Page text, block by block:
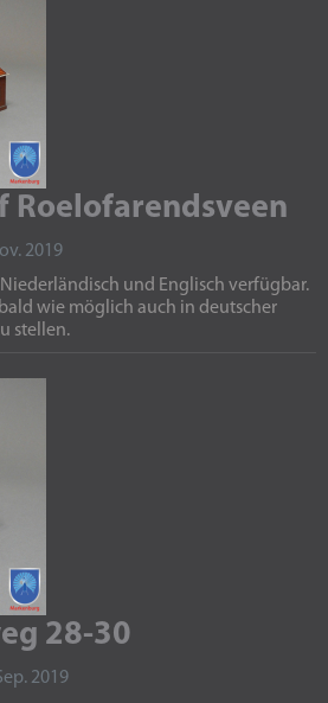
Roelofarendsveen
2019
und Englisch verfügbar.
wie möglich auch in deutscher
stellen.
28-30
2019